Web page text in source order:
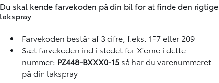
Du skal kende farvekoden på din bil for at finde den rigtige
lakspray
Farvekoden består af 3 cifre, f.eks. 1F7 eller 209
Sæt farvekoden ind i stedet for X'erne i dette
nummer: PZ448-BXXX0-15 så har du varenummeret
på din lakspray